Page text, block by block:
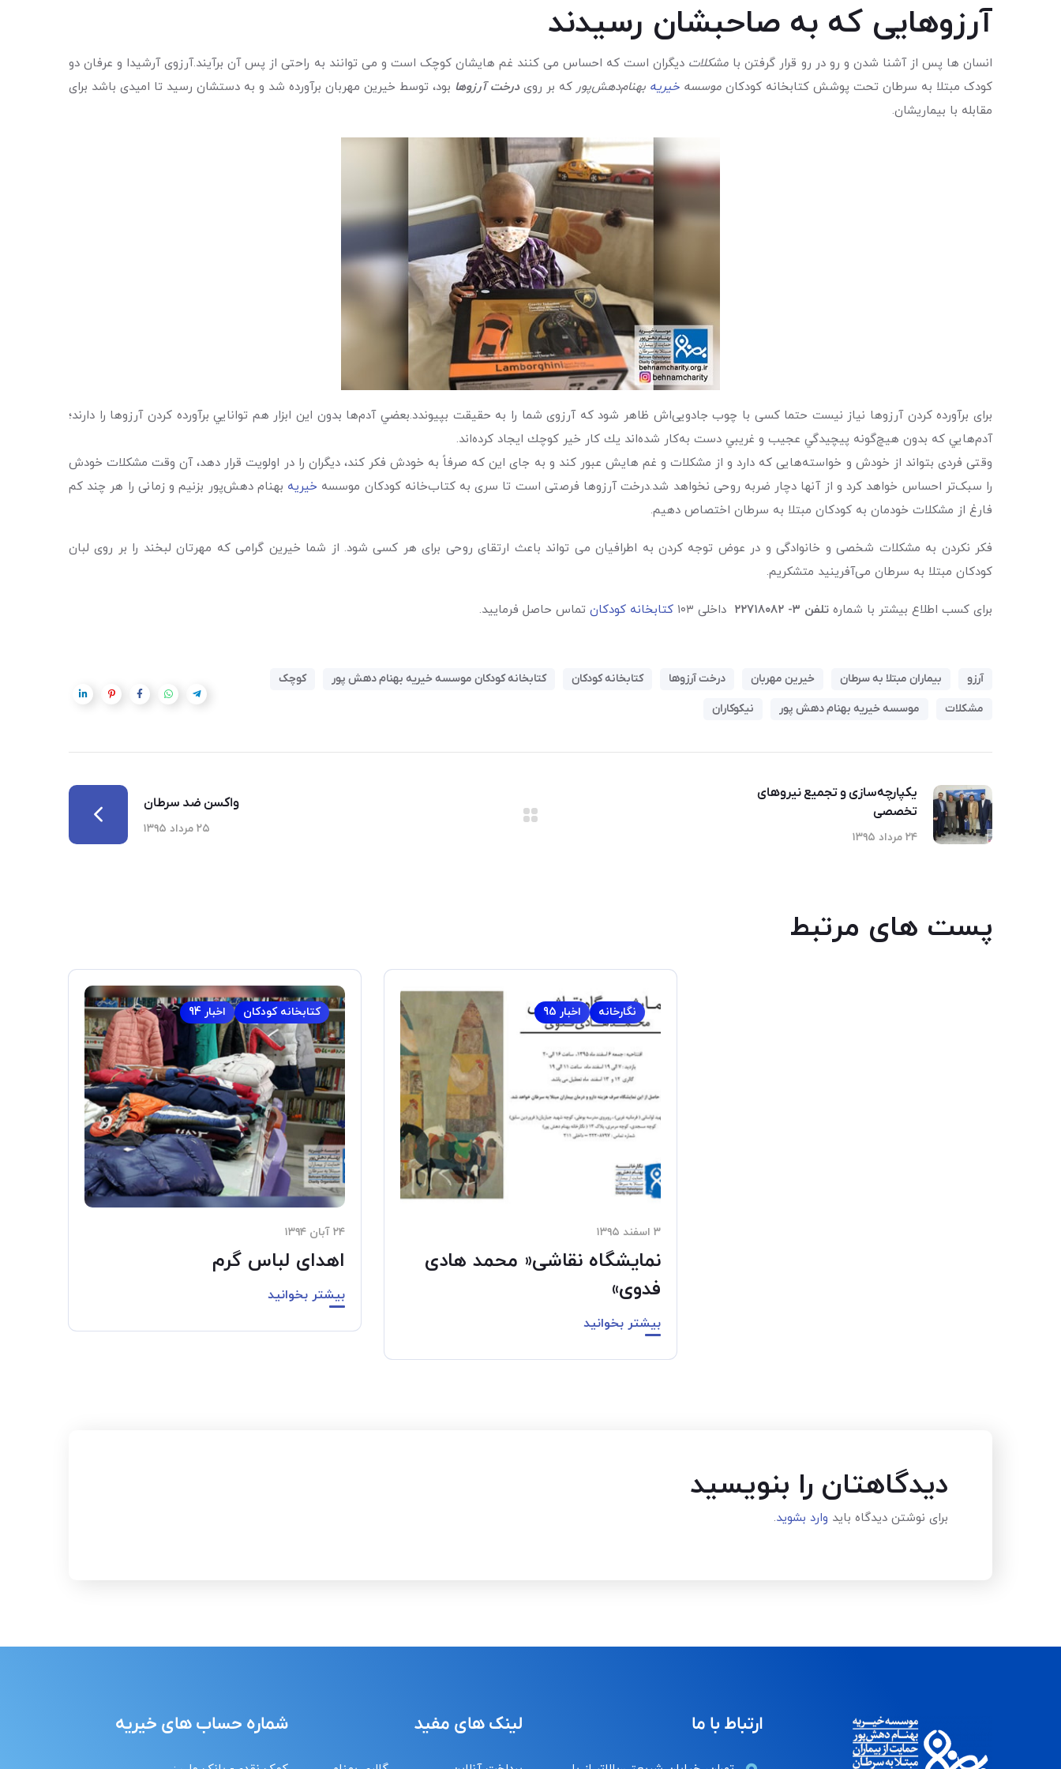
آرزوهایی که به صاحبشان رسیدند
انسان ها پس از آشنا شدن و رو در رو قرار گرفتن با مشکلات دیگران است که احساس می کنند غم هایشان کوچک است و می توانند به راحتی از پس آن برآیند.آرزوی آرشیدا و عرفان دو
کودک مبتلا به سرطان تحت پوشش کتابخانه کودکان موسسه خیریه بهنام‌دهش‌پور که بر رویدرخت آرزوها بود، توسط خیرین مهربان برآورده شد و به دستشان رسید تا امیدی باشد برای
مقابله با بیماریشان.
برای برآورده کردن آرزوها نیاز نیست حتما کسی با چوب جادویی‌اش ظاهر شود که آرزوی شما را به حقیقت بپیوندد.بعضي آدم‌ها بدون اين ابزار هم توانايي برآورده كردن آرزوها را دارند؛
آدم‌هايي كه بدون هيچ‌گونه پيچيدگي عجيب و غريبي دست به‌كار شده‌اند يك كار خير كوچك ايجاد كرده‌اند.
وقتی فردی بتواند از خودش و خواسته‌هایی که دارد و از مشکلات و غم هایش عبور کند و به جای این که صرفاً به خودش فکر کند، دیگران را در اولویت قرار دهد، آن وقت مشکلات خودش
را سبک‌تر احساس خواهد کرد و از آنها دچار ضربه روحی نخواهد شد.درخت آرزوها فرصتی است تا سری به کتاب‌خانه کودکان موسسه خیریه بهنام دهش‌پور بزنیم و زمانی را هر چند کم
فارغ از مشکلات خودمان به کودکان مبتلا به سرطان اختصاص دهیم.
فکر نکردن به مشکلات شخصی و خانوادگی و در عوض توجه کردن به اطرافیان می تواند باعث ارتقای روحی برای هر کسی شود. از شما خیرین گرامی که مهرتان لبخند را بر روی لبان
کودکان مبتلا به سرطان می‌آفرینید متشکریم.
برای کسب اطلاع بیشتر با شماره تلفن ۳- ۲۲۷۱۸۰۸۲ داخلی ۱۰۳ کتابخانه کودکان ‌ تماس حاصل فرمایید.
آرزو بیماران مبتلا به سرطان خیرین مهربان درخت آرزوها کتابخانه کودکان کتابخانه کودکان موسسه خیریه بهنام دهش پور
کوچک
مشکلات
موسسه خیریه بهنام دهش پور نیکوکاران
یکپارچه‌سازی و تجمیع نیروهای
تخصصی
۲۴ مرداد ۱۳۹۵
واکسن ضد سرطان
۲۵ مرداد ۱۳۹۵
پست های مرتبط
اخبار 95 نگارخانه
۳ اسفند ۱۳۹۵
نمایشگاه نقاشی« محمد هادی
فدوی»
بیشتر بخوانید
اخبار 94 کتابخانه کودکان
۲۴ آبان ۱۳۹۴
اهدای لباس گرم
بیشتر بخوانید
دیدگاهتان را بنویسید
برای نوشتن دیدگاه باید وارد بشوید.
ارتباط با ما لینک های مفید شماره حساب های خیریه